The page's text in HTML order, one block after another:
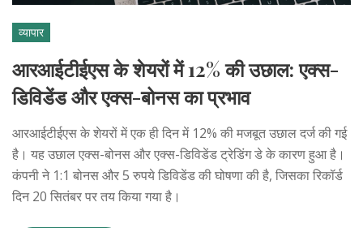
व्यापार
आरआईटीईएस के शेयरों में 12% की उछाल: एक्स-
डिविडेंड और एक्स-बोनस का प्रभाव
आरआईटीईएस के शेयरों में एक ही दिन में 12% की मजबूत उछाल दर्ज की गई
है। यह उछाल एक्स-बोनस और एक्स-डिविडेंड ट्रेडिंग डे के कारण हुआ है।
कंपनी ने 1:1 बोनस और 5 रुपये डिविडेंड की घोषणा की है, जिसका रिकॉर्ड
दिन 20 सितंबर पर तय किया गया है।